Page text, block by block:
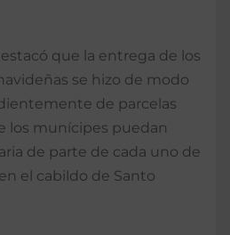
que la entrega de los
se hizo de modo
de parcelas
los munícipes puedan
de parte de cada uno de
el cabildo de Santo